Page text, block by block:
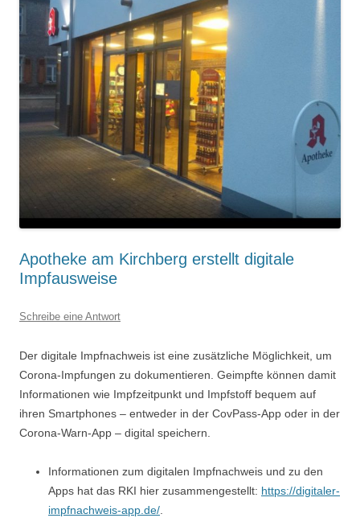
Apotheke am Kirchberg erstellt digitale
Impfausweise
Schreibe eine Antwort
Der digitale Impfnachweis ist eine zusätzliche Möglichkeit, um
Corona-Impfungen zu dokumentieren. Geimpfte können damit
Informationen wie Impfzeitpunkt und Impfstoff bequem auf
ihren Smartphones – entweder in der CovPass-App oder in der
Corona-Warn-App – digital speichern.
Informationen zum digitalen Impfnachweis und zu den
Apps hat das RKI hier zusammengestellt: https://digitaler-
impfnachweis-app.de/.